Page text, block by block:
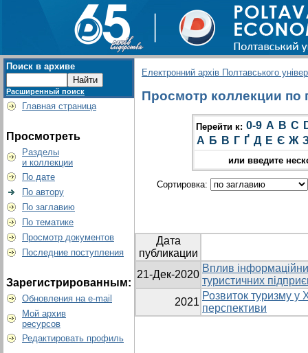
Поиск в архиве
Расширенный поиск
Главная страница
Просмотреть
Разделы
и коллекции
По дате
По автору
По заглавию
По тематике
Просмотр документов
Последние поступления
Зарегистрированным:
Обновления на e-mail
Мой архив
ресурсов
Редактировать профиль
Електронний архів Полтавського
Просмотр коллекции по
Перейти к: 0-9 A B C
А Б В Г Ґ Д Е Є Ж
или введите
Сортировка:
Дата
публикации
21-Дек-2020
Вплив
туристичних
2021
Розвиток туризму у
перспективи